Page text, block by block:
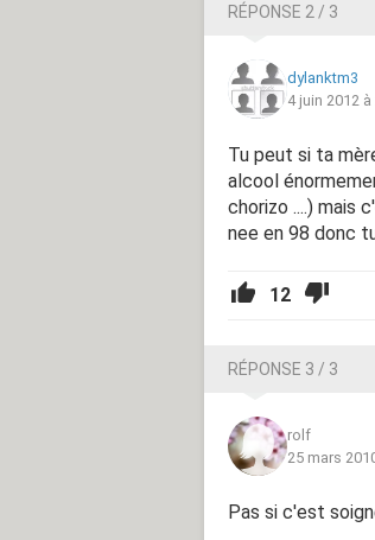
RÉPONSE 2 / 3
dylanktm3
4 juin 2012 à
Tu peut si ta
alcool
chorizo ....) mais
nee en 98 donc
12
RÉPONSE 3 / 3
rolf
25 mars
Pas si c'est